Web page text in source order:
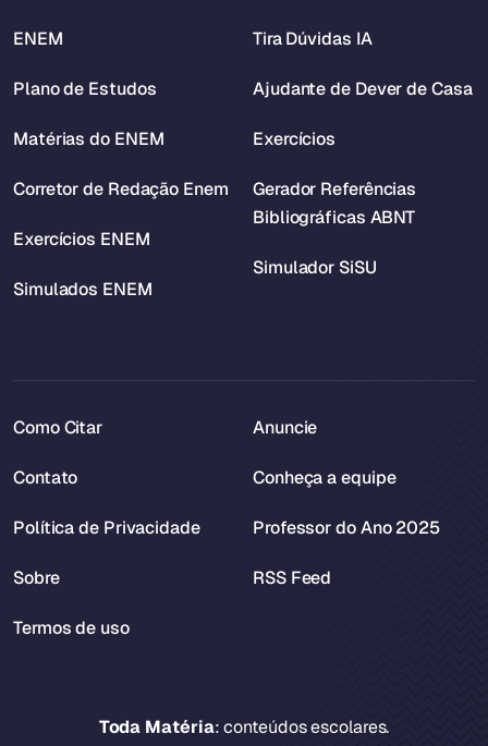
ENEM
Plano de Estudos
Matérias do ENEM
Corretor de Redação Enem
Exercícios ENEM
Simulados ENEM
Tira Dúvidas IA
Ajudante de Dever de Casa
Exercícios
Gerador Referências
Bibliográficas ABNT
Simulador SiSU
Toda Matéria: conteúdos escolares.
Como Citar
Contato
Política de Privacidade
Sobre
Termos de uso
Anuncie
Conheça a equipe
Professor do Ano 2025
RSS Feed